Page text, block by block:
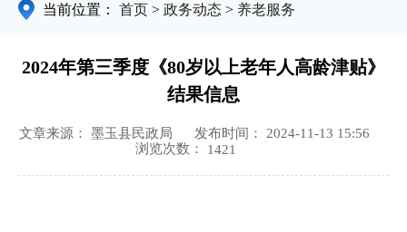
当前位置： 首页 > 政务动态 > 养老服务
2024年第三季度《80岁以上老年人高龄津贴》
结果信息
文章来源： 墨玉县民政局
发布时间： 2024-11-13 15:56
浏览次数： 1421